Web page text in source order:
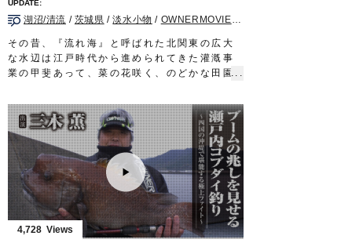
ハリス：フロロ 0.6号?0.8号
オモリ：遊動 1.5号
ハリ：スーパー山女魚 7号
タックル（練り船マハゼ）
竿：江戸和竿 8尺
道糸：PE 1号
ハゼライト 5号
タックル（ホンモロコ）
竿：ハエ用竿 5.4m
道糸：ザイト・渓流 0.4～0.6号
オモリ：ガン玉 6号×4個
ハリス：ナイロン 0.4号
へらダブルサルカンダルマ型 22号
エサ：アカムシ／ホソミミズ
ハリ：モロコ 2号／2.5号
湖沼/清流 / 茨城県 /淡水小物 / OWNERMOVIE（夢釣行）
その昔、『流れ海』と呼ばれた北関東の広大
な水辺は江戸時代から進められてきた灌漑事
業の甲斐あって、菜の花咲く、のどかな田園
利根川水系の水を引く用水路は、多様な魚が
棲息する魅惑のフィールド。人工の小川、ホ
ソに糸を垂れる。狙うのはマブナ。その釣り
は「フナに始まりフナに終わる」という言葉
通り間口が広く奥深い。爽やかな風に誘われ
マブナと遊ぶのは小春友樹さん。埼玉は川越
に居を構える和竿職人だ。
経済産業省が伝統的工芸品の製作者団体とし
て認定する「江戸和竿組合」に今年加入した
三人のうちの一人が小春さん。その作品は精
4,728